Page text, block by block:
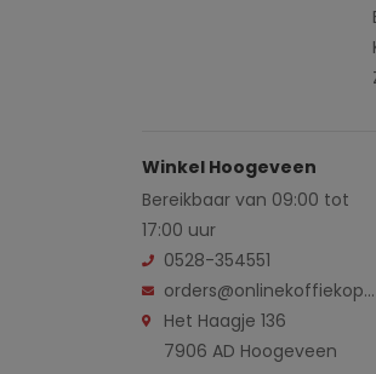
Winkel Hoogeveen
Bereikbaar van 09:00 tot
17:00 uur
0528-354551
orders@onlinekoffiekopen.nl
Het Haagje 136
7906 AD Hoogeveen